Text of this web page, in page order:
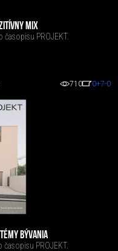
MIX
PROJEKT.
710 0+7-0
BÝVANIA
PROJEKT.